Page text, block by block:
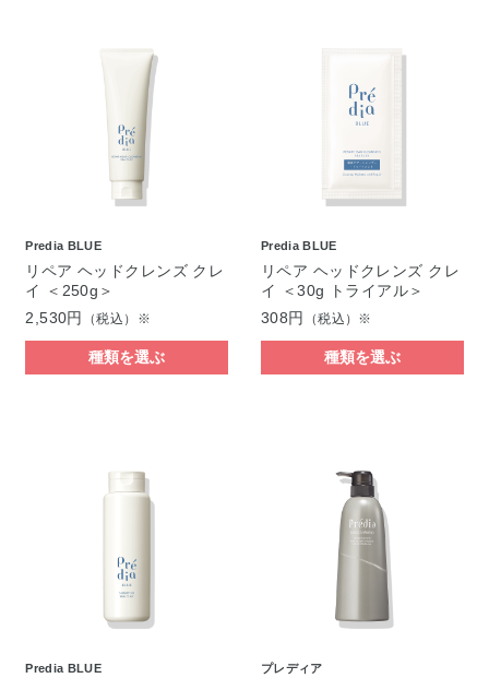
Predia BLUE
リペア ヘッドクレンズ クレ
イ ＜250g＞
2,530円
（税込）※
種類を選ぶ
Predia BLUE
リペア ヘッドクレンズ クレ
イ ＜30g トライアル＞
308円
（税込）※
種類を選ぶ
Predia BLUE プレディア